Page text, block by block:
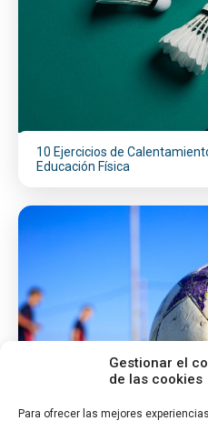
Gestionar el
de las cookies
Para ofrecer las mejores
10 Ejercicios de
Educación Física